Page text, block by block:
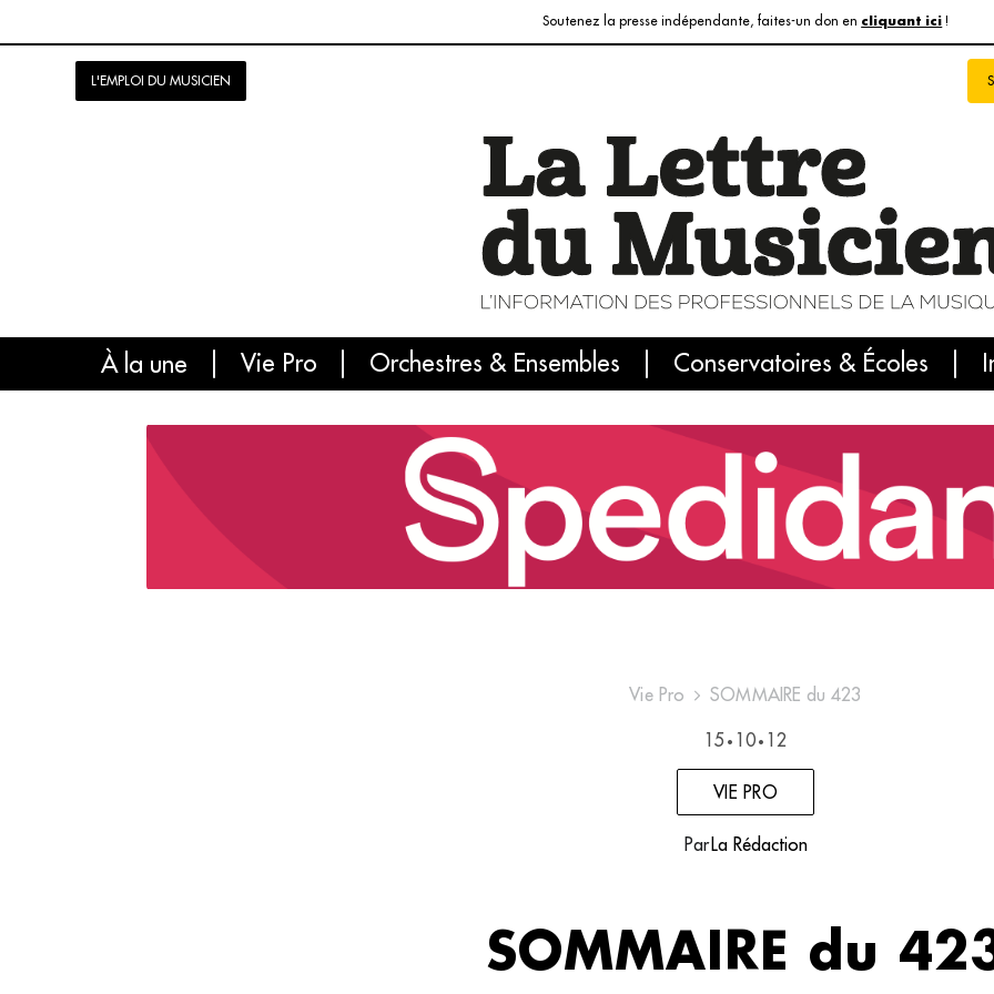
Soutenez la presse indépendante, faites-un don en cliquant ici !
L'EMPLOI DU MUSICIEN
À la une Vie Pro Orchestres & Ensembles Conservatoires & Écoles
L'info du jour Le numéro du mois
Vie Pro SOMMAIRE du 423
15 • 10 • 12
VIE PRO
Par La Rédaction
SOMMAIRE du